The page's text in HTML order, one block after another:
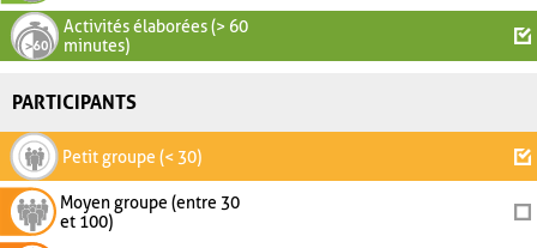
Activités élaborées (> 60
minutes)
PARTICIPANTS
Petit groupe (< 30)
Moyen groupe (entre 30
et 100)